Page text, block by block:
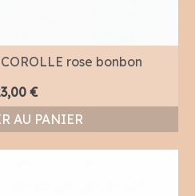
rose bonbon
€
AU PANIER